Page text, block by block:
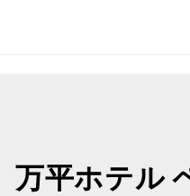
万平ホテル